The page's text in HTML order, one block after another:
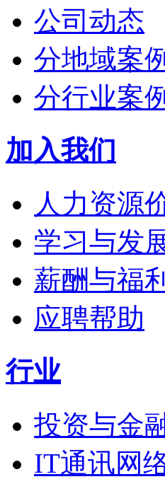
公司动态
分地域案例
分行业案例
加入我们
人力资源
学习与发
薪酬与福利
应聘帮助
行业
投资与金
IT通讯网